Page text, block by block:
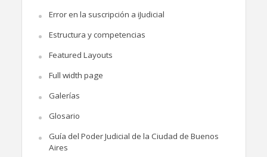
Error en la suscripción a iJudicial
Estructura y competencias
Featured Layouts
Full width page
Galerías
Glosario
Guía del Poder Judicial de la Ciudad de Buenos
Aires